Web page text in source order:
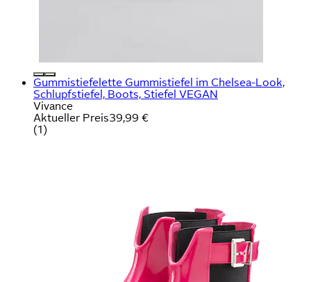
Gummistiefelette Gummistiefel im Chelsea-Look,
Schlupfstiefel, Boots, Stiefel VEGAN
Vivance
Aktueller Preis39,99 €
(1)